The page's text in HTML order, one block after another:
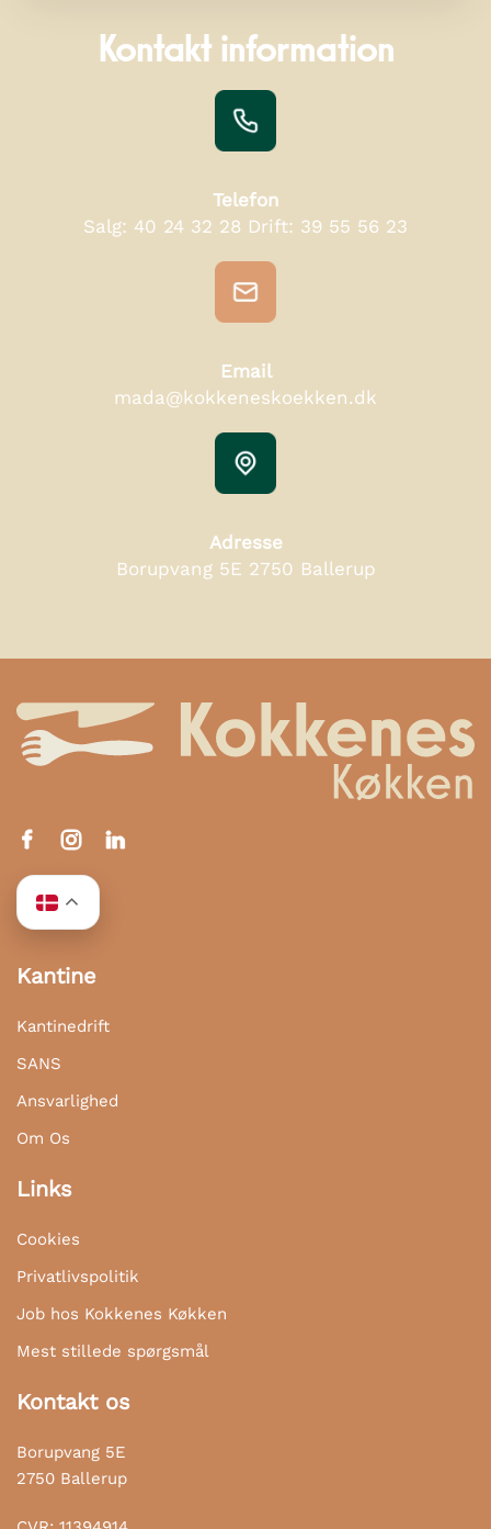
Kontakt information
Telefon
Salg: 40 24 32 28 Drift: 39 55 56 23
Email
mada@kokkeneskoekken.dk
Adresse
Borupvang 5E 2750 Ballerup
Kantine
Kantinedrift
SANS
Ansvarlighed
Om Os
Links
Cookies
Privatlivspolitik
Job hos Kokkenes Køkken
Mest stillede spørgsmål
Kontakt os
Borupvang 5E
2750 Ballerup